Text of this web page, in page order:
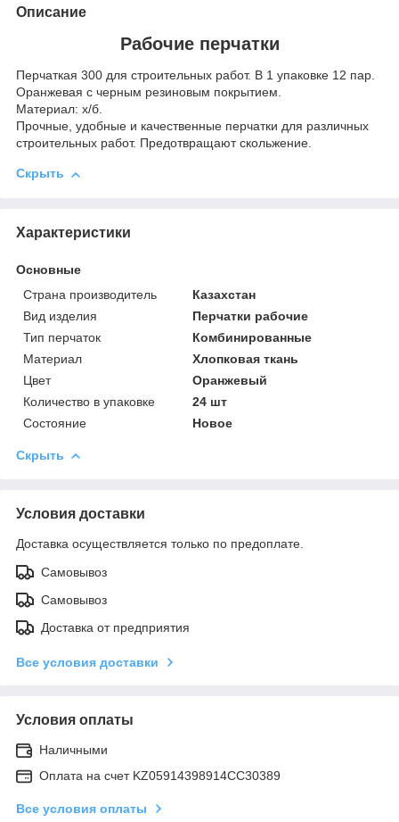
Описание
Рабочие перчатки
Перчаткая 300 для строительных работ. В 1 упаковке 12 пар.
Оранжевая с черным резиновым покрытием.
Материал: х/б.
Прочные, удобные и качественные перчатки для различных
строительных работ. Предотвращают скольжение.
Скрыть
Характеристики
Основные
Страна производитель
Казахстан
Вид изделия
Перчатки рабочие
Тип перчаток
Комбинированные
Материал
Хлопковая ткань
Цвет
Оранжевый
Количество в упаковке
24 шт
Состояние
Новое
Скрыть
Условия доставки
Доставка осуществляется только по предоплате.
Самовывоз
Самовывоз
Доставка от предприятия
Все условия доставки
Условия оплаты
Наличными
Оплата на счет KZ05914398914CC30389
Все условия оплаты